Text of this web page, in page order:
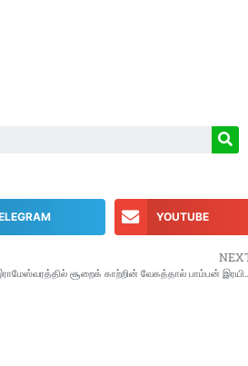
YOUTUBE
பாம்பன் இரயில் பாலத்தின் மீது கடல் அலைகள் தழுவிச் செல்லும் புல்லரிக்கும் காட்சி தங்களது பார்வைக்கு … அன்புடன் ஸ்காட்